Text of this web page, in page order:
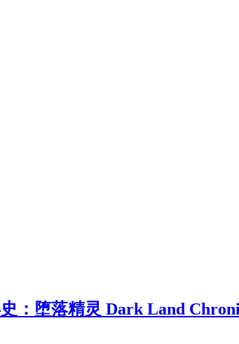
：堕落精灵 Dark Land